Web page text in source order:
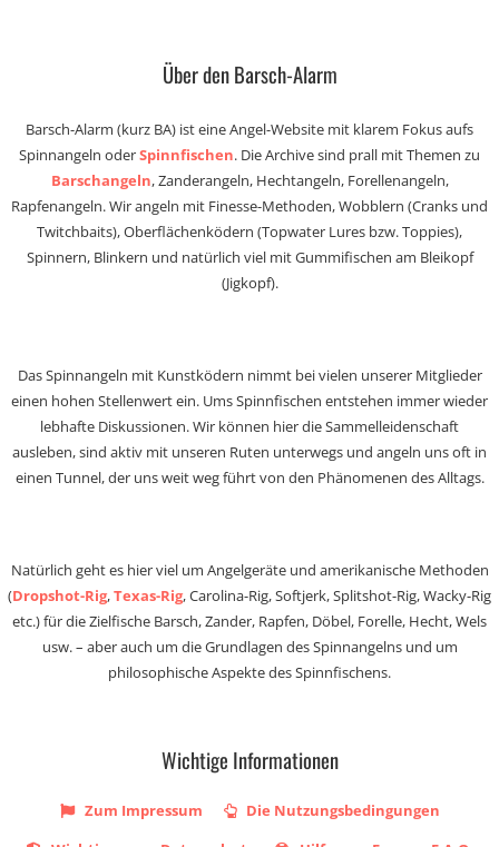
Über den Barsch-Alarm
Barsch-Alarm (kurz BA) ist eine Angel-Website mit klarem Fokus aufs
Spinnangeln oderSpinnfischen. Die Archive sind prall mit Themen zu
Barschangeln, Zanderangeln, Hechtangeln, Forellenangeln,
Rapfenangeln. Wir angeln mit Finesse-Methoden, Wobblern (Cranks und
Twitchbaits), Oberflächenködern (Topwater Lures bzw. Toppies),
Spinnern, Blinkern und natürlich viel mit Gummifischen am Bleikopf
(Jigkopf).
Das Spinnangeln mit Kunstködern nimmt bei vielen unserer Mitglieder
einen hohen Stellenwert ein. Ums Spinnfischen entstehen immer wieder
lebhafte Diskussionen. Wir können hier die Sammelleidenschaft
ausleben, sind aktiv mit unseren Ruten unterwegs und angeln uns oft in
einen Tunnel, der uns weit weg führt von den Phänomenen des Alltags.
Natürlich geht es hier viel um Angelgeräte und amerikanische Methoden
(Dropshot-Rig,Texas-Rig, Carolina-Rig, Softjerk, Splitshot-Rig, Wacky-Rig
etc.) für die Zielfische Barsch, Zander, Rapfen, Döbel, Forelle, Hecht, Wels
usw. – aber auch um die Grundlagen des Spinnangelns und um
philosophische Aspekte des Spinnfischens.
Wichtige Informationen
Zum Impressum
Die Nutzungsbedingungen